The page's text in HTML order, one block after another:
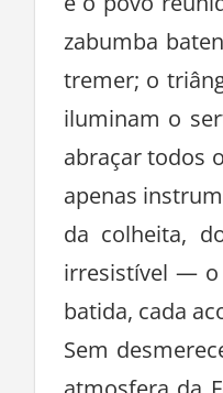
e o povo
zabumba
tremer; o
iluminam o
abraçar todos
apenas
da colheita,
irresistível — o
batida, cada
Sem